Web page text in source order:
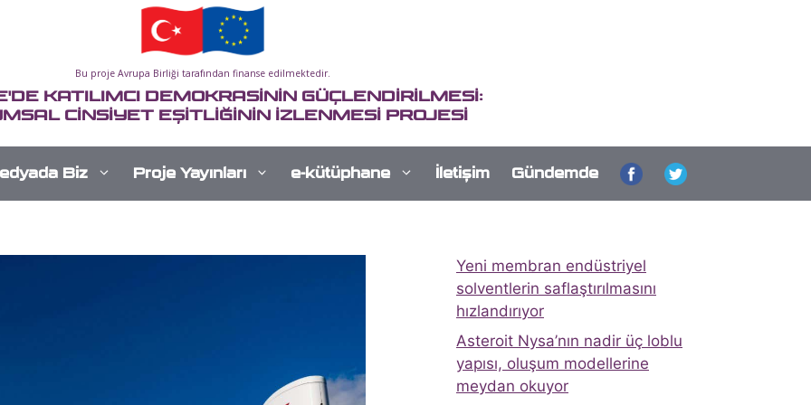
Bu proje Avrupa Birliği tarafından finanse edilmektedir.
KATILIMCI DEMOKRASİNİN GÜÇLENDİRİLMESİ:
CİNSİYET EŞİTLİĞİNİN İZLENMESİ PROJESİ
Biz Proje Yayınları e-kütüphane İletişim Gündemde
Yeni membran endüstriyel
solventlerin saflaştırılmasını
hızlandırıyor
Asteroit Nysa’nın nadir üç loblu
yapısı, oluşum modellerine
meydan okuyor